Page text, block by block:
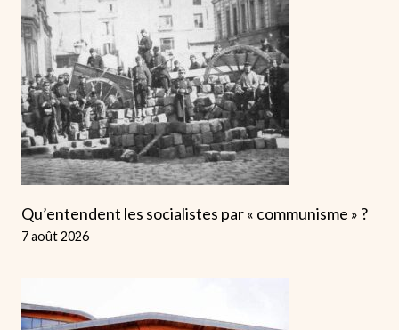
Qu’entendent les socialistes par « communisme » ?
7 août 2026